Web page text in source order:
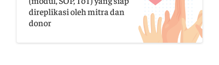
direplikasi oleh mitra dan
donor